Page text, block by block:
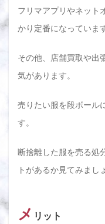
フリマアプリやネット
かり定番になっていま
その他、店舗買取や出
気があります。
売りたい服を段ボール
す。
断捨離した服を売る処
トがあるか見てみまし
メ リット